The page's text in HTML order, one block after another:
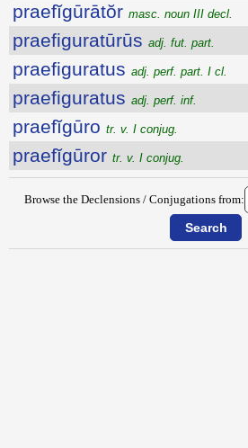
praefĭgūrātŏr masc. noun III decl.
praefiguratūrūs adj. fut. part.
praefiguratus adj. perf. part. I cl.
praefiguratus adj. perf. inf.
praefĭgūro tr. v. I conjug.
praefĭgūror tr. v. I conjug.
Browse the Declensions / Conjugations from: